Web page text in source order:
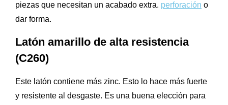
piezas que necesitan un acabado extra. perforación o
dar forma.
Latón amarillo de alta resistencia
(C260)
Este latón contiene más zinc. Esto lo hace más fuerte
y resistente al desgaste. Es una buena elección para